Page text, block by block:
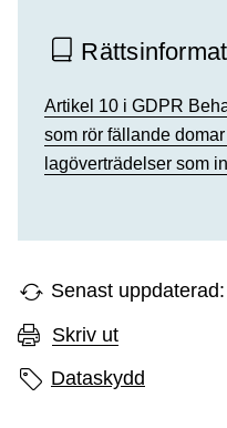
Artikel 10 i GDPR
som rör fällande
lagöverträdelser som
Senast
Skriv ut
Sidans etiketter
Dataskydd